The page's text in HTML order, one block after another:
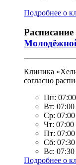
Подробнее о
Клиника
согласно
Пн: 07:00
Вт: 07:00
Ср: 07:00
Чт: 07:00
Пт: 07:00
Сб: 07:30
Вс: 07:30
Подробнее о